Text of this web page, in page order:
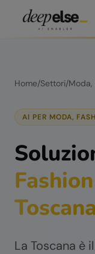
Home/Settori/Moda,
AI PER MODA,
Toscana
La Toscana è